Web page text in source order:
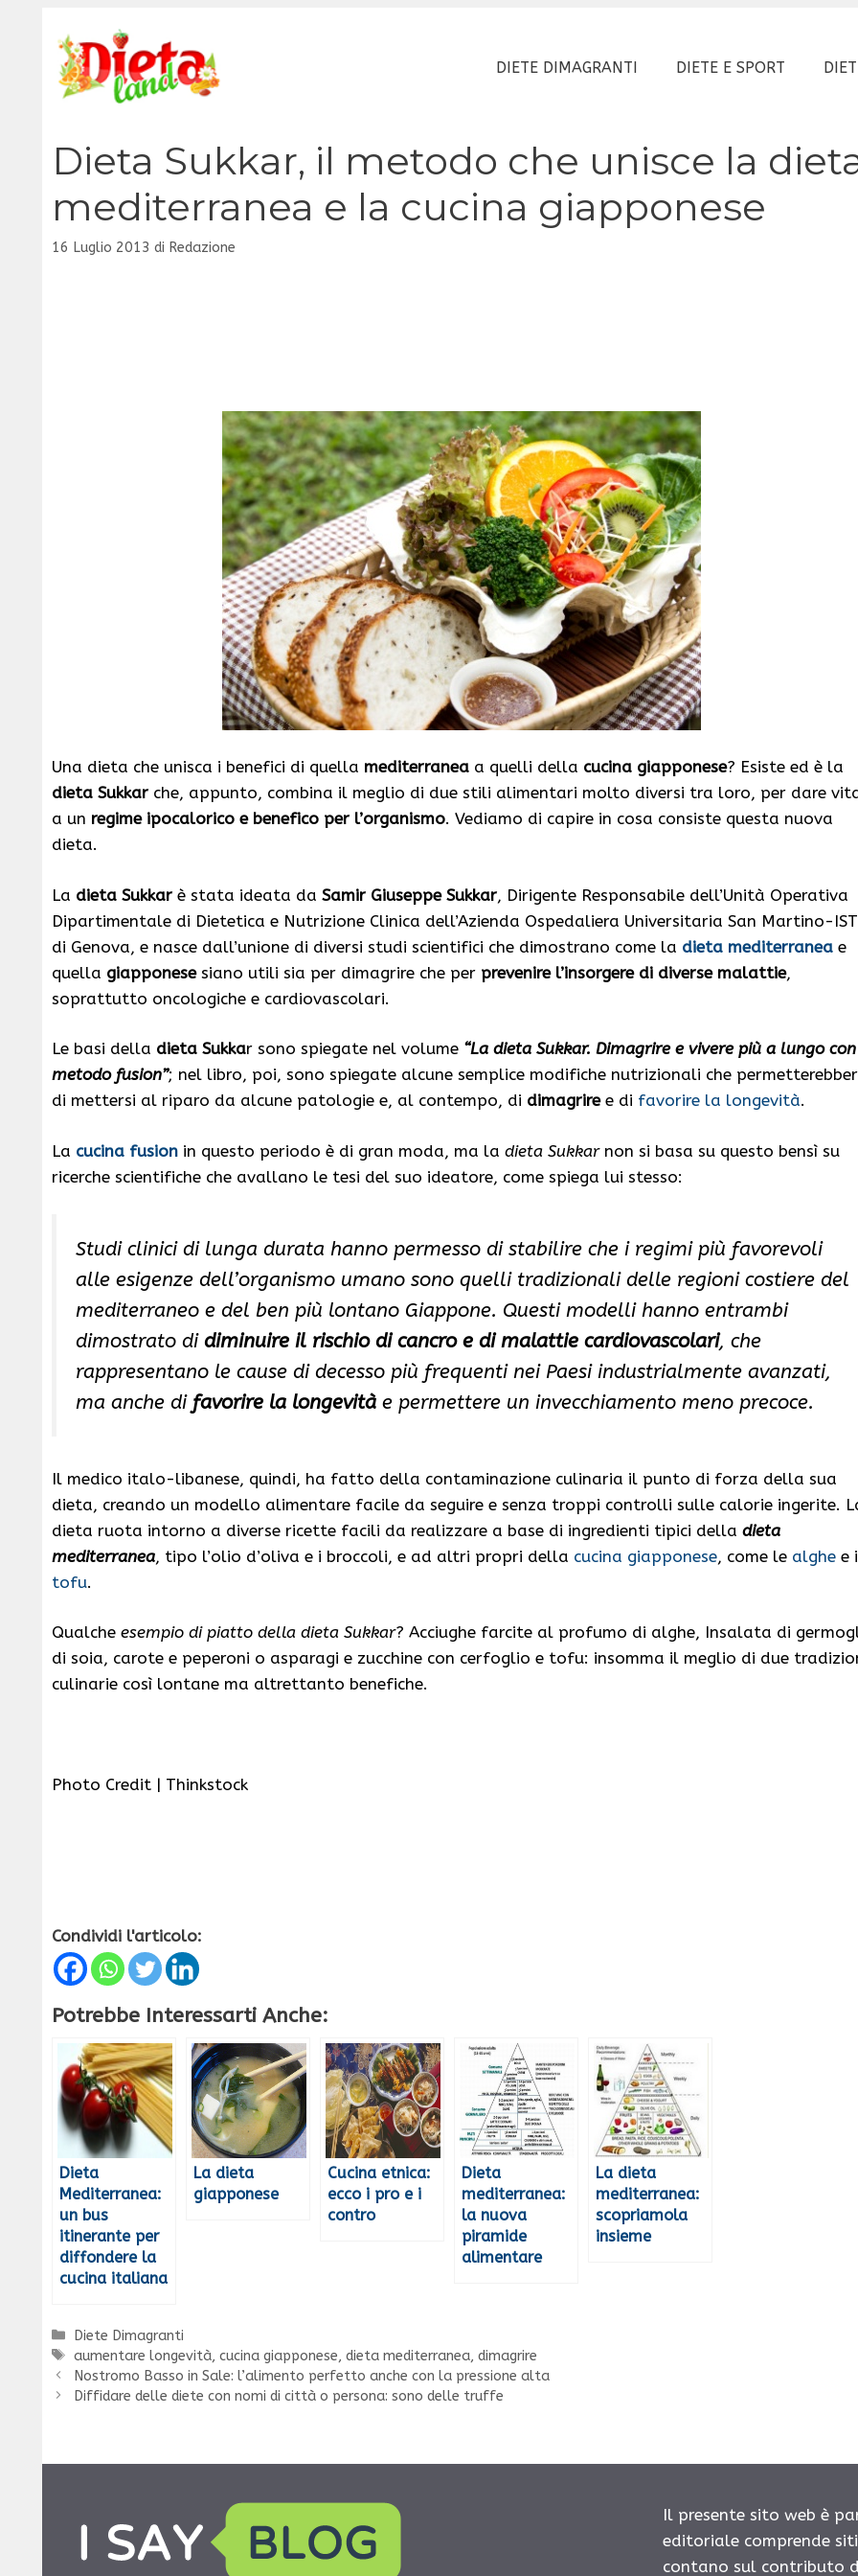
contenuto
DIETE DIMAGRANTI DIETE E SPORT
Dieta Sukkar, il metodo che unisce la
mediterranea e la cucina giapponese
16 Luglio 2013 di Redazione
Una dieta che unisca i benefici di quella mediterranea a quelli della cucina giapponese? Esiste ed è la
dieta Sukkar che, appunto, combina il meglio di due stili alimentari molto diversi tra loro, per dare
a un regime ipocalorico e benefico per l’organismo. Vediamo di capire in cosa consiste questa nuova
dieta.
La dieta Sukkar è stata ideata da Samir Giuseppe Sukkar, Dirigente Responsabile dell’Unità Operativa
Dipartimentale di Dietetica e Nutrizione Clinica dell’Azienda Ospedaliera Universitaria San Martino-IST
di Genova, e nasce dall’unione di diversi studi scientifici che dimostrano come la dieta mediterranea e
quella giapponesesiano utili sia per dimagrire che per prevenire l’insorgere di diverse malattie,
soprattutto oncologiche e cardiovascolari.
Le basi della dieta Sukkar sono spiegate nel volume “La dieta Sukkar. Dimagrire e vivere più a lungo
metodo fusion”; nel libro, poi, sono spiegate alcune semplice modifiche nutrizionali che
di mettersi al riparo da alcune patologie e, al contempo, di dimagriree di favorire la longevità.
La cucina fusion in questo periodo è di gran moda, ma la dieta Sukkarnon si basa su questo bensì su
ricerche scientifiche che avallano le tesi del suo ideatore, come spiega lui stesso:
Studi clinici di lunga durata hanno permesso di stabilire che i regimi più favorevoli
alle esigenze dell’organismo umano sono quelli tradizionali delle regioni costiere del
mediterraneo e del ben più lontano Giappone. Questi modelli hanno entrambi
dimostrato di diminuire il rischio di cancro e di malattie cardiovascolari, che
rappresentano le cause di decesso più frequenti nei Paesi industrialmente avanzati,
ma anche di favorire la longevità e permettere un invecchiamento meno precoce.
Il medico italo-libanese, quindi, ha fatto della contaminazione culinaria il punto di forza della sua
dieta, creando un modello alimentare facile da seguire e senza troppi controlli sulle calorie ingerite.
dieta ruota intorno a diverse ricette facili da realizzare a base di ingredienti tipici della dieta
mediterranea, tipo l’olio d’oliva e i broccoli, e ad altri propri della cucina giapponese, come le alghe e
tofu.
Qualche esempio di piatto della dieta Sukkar? Acciughe farcite al profumo di alghe, Insalata di
di soia, carote e peperoni o asparagi e zucchine con cerfoglio e tofu: insomma il meglio di due
culinarie così lontane ma altrettanto benefiche.
Photo Credit | Thinkstock
Condividi l'articolo:
Potrebbe Interessarti Anche:
Dieta
Mediterranea:
un bus
itinerante per
diffondere la
cucina italiana
La dieta
giapponese
Cucina etnica:
ecco i pro e i
contro
Dieta
mediterranea:
la nuova
piramide
alimentare
La dieta
mediterranea:
scopriamola
insieme
Categorie
Diete Dimagranti
Tag
aumentare longevità,cucina giapponese,dieta mediterranea,dimagrire
Nostromo Basso in Sale: l’alimento perfetto anche con la pressione alta
Diffidare delle diete con nomi di città o persona: sono delle truffe
Il presente sito web è
editoriale comprende
contano sul contributo